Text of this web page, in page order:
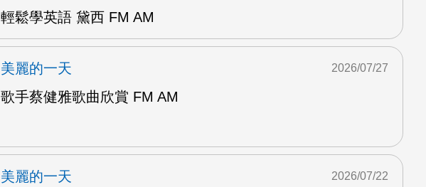
輕鬆學英語 黛西 FM AM
美麗的一天
歌手蔡健雅歌曲欣賞 FM AM
2026/07/27
美麗的一天
2026/07/22